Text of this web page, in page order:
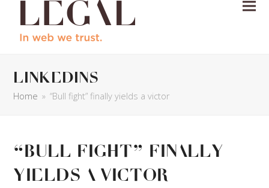
linkedins
Home » “Bull fight” finally yields a victor
“Bull fight” finally
yields a victor